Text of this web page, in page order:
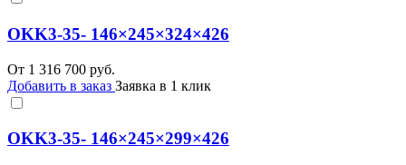
OKK3-35- 146×245×324×426
От 1 316 700 руб.
Добавить в заказ Заявка в 1 клик
OKK3-35- 146×245×299×426